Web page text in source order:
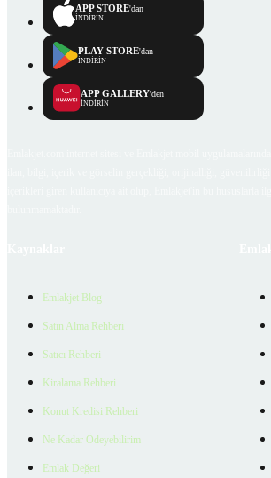
APP STORE'dan
İNDİRİN
PLAY STORE'dan
İNDİRİN
APP GALLERY'den
İNDİRİN
Emlakjet Blog
Satın Alma Rehberi
Satıcı Rehberi
Kiralama Rehberi
Konut Kredisi Rehberi
Ne Kadar Ödeyebilirim
Emlak Değeri